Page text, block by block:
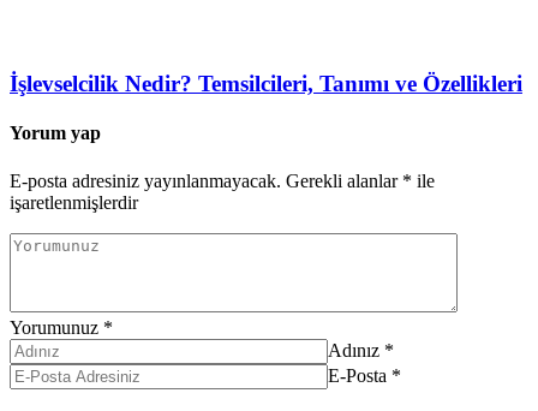
İşlevselcilik Nedir? Temsilcileri, Tanımı ve Özellikleri
Yorum yap
E-posta adresiniz yayınlanmayacak. Gerekli alanlar * ile
işaretlenmişlerdir
Yorumunuz *
Adınız *
E-Posta *